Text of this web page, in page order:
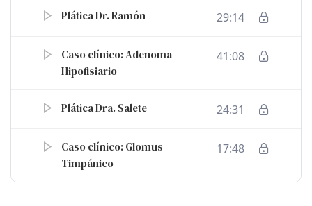
Plática Dr. Ramón 29:14
Caso clínico: Adenoma
Hipofisiario
41:08
Plática Dra. Salete 24:31
Caso clínico: Glomus
Timpánico
17:48